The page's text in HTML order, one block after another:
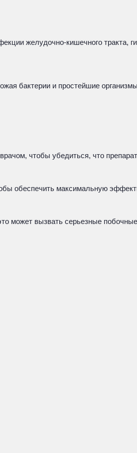
желудочно-кишечного тракта,
бактерии и простейшие
чтобы убедиться, что
обеспечить максимальную
может вызвать серьезные